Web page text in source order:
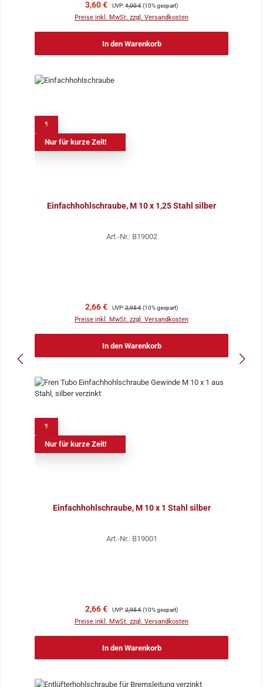
Verkaufspreis:
3,60 € Regulärer Preis:
UVP:4,00 €(10% gespart)
Preise inkl. MwSt. zzgl. Versandkosten
In den Warenkorb
Nur für kurze Zeit!
Einfachhohlschraube, M 10 x 1,25 Stahl silber
Art.-Nr.: B19002
Verkaufspreis:
2,66 € Regulärer Preis:
UVP:2,95 €(10% gespart)
Preise inkl. MwSt. zzgl. Versandkosten
In den Warenkorb
Nur für kurze Zeit!
Einfachhohlschraube, M 10 x 1 Stahl silber
Art.-Nr.: B19001
Verkaufspreis:
2,66 € Regulärer Preis:
UVP:2,95 €(10% gespart)
Preise inkl. MwSt. zzgl. Versandkosten
In den Warenkorb